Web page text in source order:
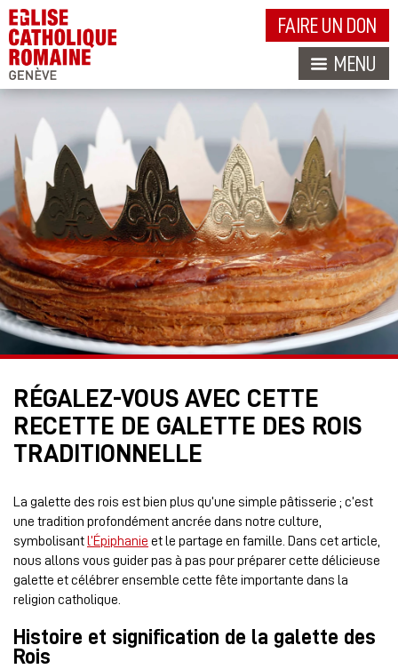
FAIRE UN DON
MENU
RÉGALEZ-VOUS AVEC CETTE
RECETTE DE GALETTE DES ROIS
TRADITIONNELLE
La galette des rois est bien plus qu’une simple pâtisserie ; c’est
une tradition profondément ancrée dans notre culture,
symbolisantl’Épiphanie et le partage en famille. Dans cet article,
nous allons vous guider pas à pas pour préparer cette délicieuse
galette et célébrer ensemble cette fête importante dans la
religion catholique.
Histoire et signification de la galette des
Rois